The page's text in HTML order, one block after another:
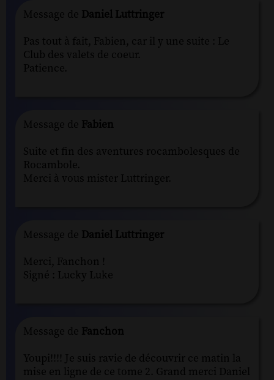
Message de Daniel Luttringer
Pas tout à fait, Fabien, car il y une suite : Le
Club des valets de coeur.
Patience.
Message de Fabien
Suite et fin des aventures rocambolesques de
Rocambole.
Merci à vous mister Luttringer.
Message de Daniel Luttringer
Merci, Fanchon !
Signé : Lucky Luke
Message de Fanchon
Youpi!!!! Je suis ravie de découvrir ce matin la
mise en ligne de ce tome 2. Grand merci Daniel